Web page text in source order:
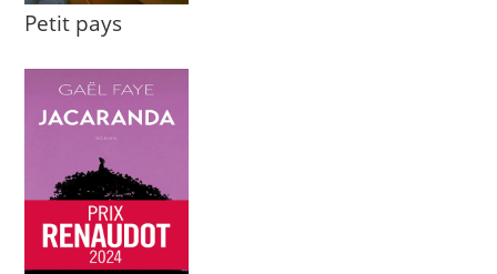
Petit pays